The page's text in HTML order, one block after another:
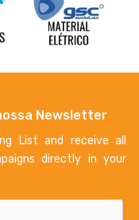
Newsletter
List and receive all
directly in your